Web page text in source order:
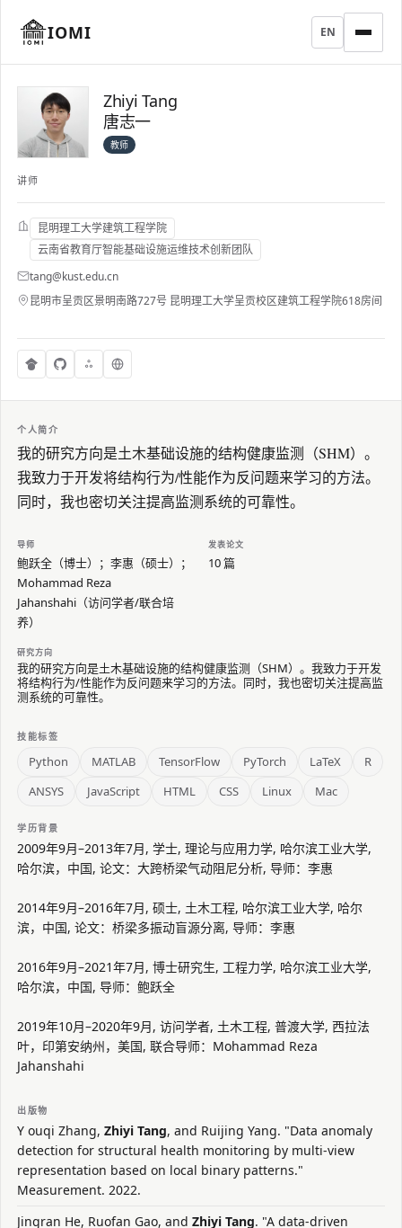
IOMI EN
Zhiyi Tang
唐志一
教师
讲师
昆明理工大学建筑工程学院
云南省教育厅智能基础设施运维技术创新团队
tang@kust.edu.cn
昆明市呈贡区景明南路727号 昆明理工大学呈贡校区建筑工程学院618房间
个人简介
我的研究方向是土木基础设施的结构健康监测（SHM）。
我致力于开发将结构行为/性能作为反问题来学习的方法。
同时，我也密切关注提高监测系统的可靠性。
导师
鲍跃全（博士）；李惠（硕士）；
Mohammad Reza
Jahanshahi（访问学者/联合培
养）
发表论文
10 篇
研究方向
我的研究方向是土木基础设施的结构健康监测（SHM）。我致力于开发
将结构行为/性能作为反问题来学习的方法。同时，我也密切关注提高监
测系统的可靠性。
技能标签
Python MATLAB TensorFlow PyTorch LaTeX
R
ANSYS
JavaScript HTML CSS Linux Mac
学历背景
2009年9月–2013年7月, 学士, 理论与应用力学, 哈尔滨工业大学,
哈尔滨，中国, 论文：大跨桥梁气动阻尼分析, 导师：李惠
2014年9月–2016年7月, 硕士, 土木工程, 哈尔滨工业大学, 哈尔
滨，中国, 论文：桥梁多振动盲源分离, 导师：李惠
2016年9月–2021年7月, 博士研究生, 工程力学, 哈尔滨工业大学,
哈尔滨，中国, 导师：鲍跃全
2019年10月–2020年9月, 访问学者, 土木工程, 普渡大学, 西拉法
叶，印第安纳州，美国, 联合导师：Mohammad Reza
Jahanshahi
出版物
Y ouqi Zhang, Zhiyi Tang, and Ruijing Yang. "Data anomaly
detection for structural health monitoring by multi-view
representation based on local binary patterns."
Measurement. 2022.
Jingran He, Ruofan Gao, and Zhiyi Tang. "A data-driven